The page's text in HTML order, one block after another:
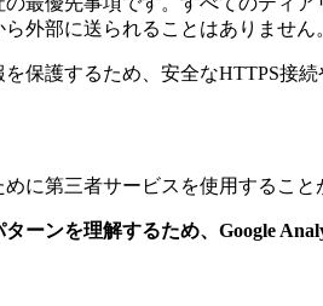
外部に送られることはありません
保護するため、安全なHTTPS接
に第三者サービスを使用するこ
ーンを理解するため、Google